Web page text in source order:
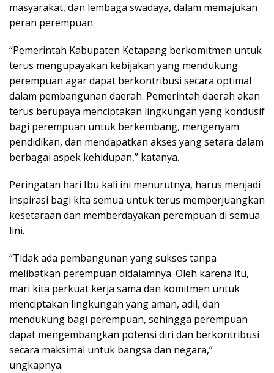
masyarakat, dan lembaga swadaya, dalam memajukan
peran perempuan.
“Pemerintah Kabupaten Ketapang berkomitmen untuk
terus mengupayakan kebijakan yang mendukung
perempuan agar dapat berkontribusi secara optimal
dalam pembangunan daerah. Pemerintah daerah akan
terus berupaya menciptakan lingkungan yang kondusif
bagi perempuan untuk berkembang, mengenyam
pendidikan, dan mendapatkan akses yang setara dalam
berbagai aspek kehidupan,” katanya.
Peringatan hari Ibu kali ini menurutnya, harus menjadi
inspirasi bagi kita semua untuk terus memperjuangkan
kesetaraan dan memberdayakan perempuan di semua
lini.
“Tidak ada pembangunan yang sukses tanpa
melibatkan perempuan didalamnya. Oleh karena itu,
mari kita perkuat kerja sama dan komitmen untuk
menciptakan lingkungan yang aman, adil, dan
mendukung bagi perempuan, sehingga perempuan
dapat mengembangkan potensi diri dan berkontribusi
secara maksimal untuk bangsa dan negara,”
ungkapnya.